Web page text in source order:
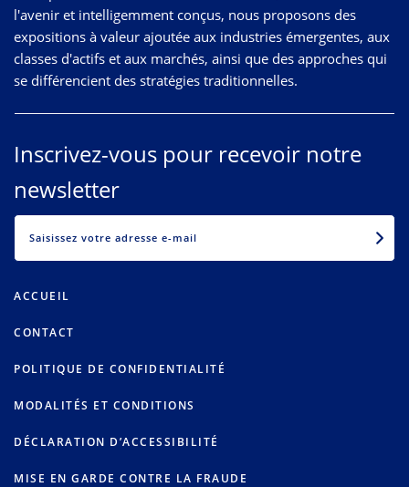
l'avenir et intelligemment conçus, nous proposons des
expositions à valeur ajoutée aux industries émergentes, aux
classes d'actifs et aux marchés, ainsi que des approches qui
se différencient des stratégies traditionnelles.
Inscrivez-vous pour recevoir notre
newsletter
ACCUEIL
CONTACT
POLITIQUE DE CONFIDENTIALITÉ
MODALITÉS ET CONDITIONS
DÉCLARATION D’ACCESSIBILITÉ
MISE EN GARDE CONTRE LA FRAUDE